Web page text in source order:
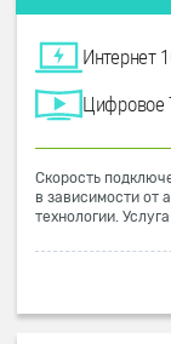
Интернет
Цифровое
Скорость
в зависимости от
технологии.